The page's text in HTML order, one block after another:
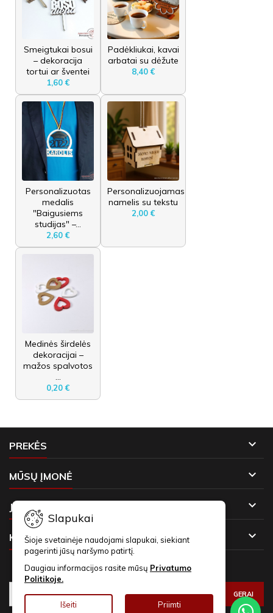
Smeigtukai bosui
– dekoracija
tortui ar šventei
1,60 €
Padėkliukai, kavai
arbatai su dėžute
8,40 €
Personalizuotas
medalis
"Baigusiems
studijas" –...
2,60 €
Personalizuojamas
namelis su tekstu
2,00 €
Medinės širdelės
dekoracijai –
mažos spalvotos
...
0,20 €
PREKĖS 
MŪSŲ ĮMONĖ 
JŪSŲ PASKYRA 
KONTAKTAI 
Slapukai
Šioje svetainėje naudojami slapukai, siekiant
pagerinti jūsų naršymo patirtį.
Daugiau informacijos rasite mūsų Privatumo
Politikoje.
Išeiti Priimti
NAUJIENLAIŠKIAI